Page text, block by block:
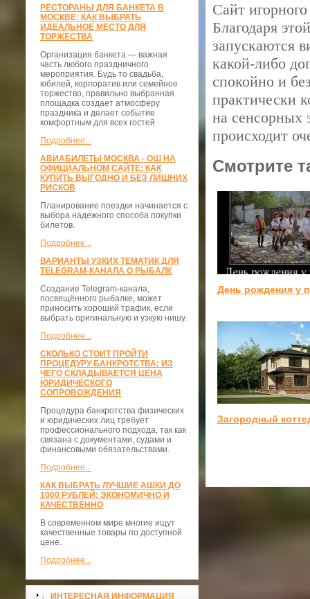
РЕСТОРАНЫ ДЛЯ БАНКЕТА В
МОСКВЕ: КАК ВЫБРАТЬ
ИДЕАЛЬНОЕ МЕСТО ДЛЯ
ТОРЖЕСТВА
Организация банкета — важная
часть любого праздничного
мероприятия. Будь то свадьба,
юбилей, корпоратив или семейное
торжество, правильно выбранная
площадка создает атмосферу
праздника и делает событие
комфортным для всех гостей
Подробнее...
АВИАБИЛЕТЫ МОСКВА - ОШ НА
ОФИЦИАЛЬНОМ САЙТЕ: КАК
КУПИТЬ ВЫГОДНО И БЕЗ ЛИШНИХ
РИСКОВ
Планирование поездки начинается с
выбора надежного способа покупки
билетов.
Подробнее...
ВАРИАНТЫ УЗКИХ ТЕМАТИК ДЛЯ
TELEGRAM-КАНАЛА О РЫБАЛК
Создание Telegram-канала,
посвящённого рыбалке, может
приносить хороший трафик, если
выбрать оригинальную и узкую нишу.
Подробнее...
СКОЛЬКО СТОИТ ПРОЙТИ
ПРОЦЕДУРУ БАНКРОТСТВА: ИЗ
ЧЕГО СКЛАДЫВАЕТСЯ ЦЕНА
ЮРИДИЧЕСКОГО
СОПРОВОЖДЕНИЯ
Процедура банкротства физических
и юридических лиц требует
профессионального подхода, так как
связана с документами, судами и
финансовыми обязательствами.
Подробнее...
КАК ВЫБРАТЬ ЛУЧШИЕ АШКИ ДО
1000 РУБЛЕЙ: ЭКОНОМИЧНО И
КАЧЕСТВЕННО
В современном мире многие ищут
качественные товары по доступной
цене.
Подробнее...
ИНТЕРЕСНАЯ ИНФОРМАЦИЯ
Сайт
Благодаря
запускаются
какой-либо
спокойно и
практически
на сенсорных
происходит
Смотрите
День рождения у
Загородный